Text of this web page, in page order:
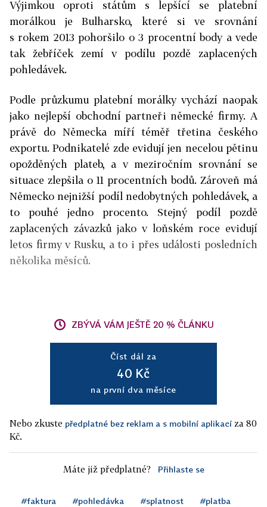
Výjimkou oproti státům s lepšící se platební
morálkou je Bulharsko, které si ve srovnání
s rokem 2013 pohoršilo o 3 procentní body a vede
tak žebříček zemí v podílu pozdě zaplacených
pohledávek.
Podle průzkumu platební morálky vychází naopak
jako nejlepší obchodní partneři německé firmy. A
právě do Německa míří téměř třetina českého
exportu. Podnikatelé zde evidují jen necelou pětinu
opožděných plateb, a v meziročním srovnání se
situace zlepšila o 11 procentních bodů. Zároveň má
Německo nejnižší podíl nedobytných pohledávek, a
to pouhé jedno procento. Stejný podíl pozdě
zaplacených závazků jako v loňském roce evidují
letos firmy v Rusku, a to i přes události posledních
několika měsíců.
ZBÝVÁ VÁM JEŠTĚ 20 % ČLÁNKU
Číst dál za
40 Kč
na první dva měsíce
Nebo zkuste předplatné bez reklam a s mobilní aplikací za 80
Kč.
Máte již předplatné? Přihlaste se
#faktura #pohledávka #splatnost #platba